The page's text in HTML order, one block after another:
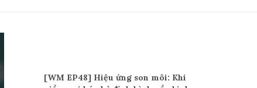
[WM EP48] Hiệu ứng son môi: Khi